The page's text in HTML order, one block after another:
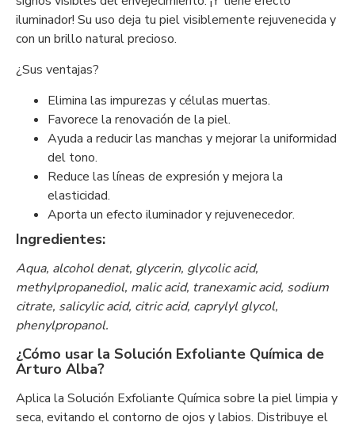
iluminador! Su uso deja tu piel visiblemente rejuvenecida y
con un brillo natural precioso.
¿Sus ventajas?
Elimina las impurezas y células muertas.
Favorece la renovación de la piel.
Ayuda a reducir las manchas y mejorar la uniformidad
del tono.
Reduce las líneas de expresión y mejora la
elasticidad.
Aporta un efecto iluminador y rejuvenecedor.
Ingredientes:
Aqua, alcohol denat, glycerin, glycolic acid,
methylpropanediol, malic acid, tranexamic acid, sodium
citrate, salicylic acid, citric acid, caprylyl glycol,
phenylpropanol.
¿Cómo usar la Solución Exfoliante Química de
Arturo Alba?
Aplica la Solución Exfoliante Química sobre la piel limpia y
seca, evitando el contorno de ojos y labios. Distribuye el